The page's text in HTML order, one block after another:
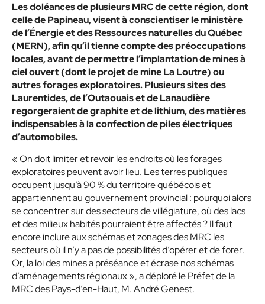
Les doléances de plusieurs MRC de cette région, dont
celle de Papineau, visent à conscientiser le ministère
de l’Énergie et des Ressources naturelles du Québec
(MERN), afin qu’il tienne compte des préoccupations
locales, avant de permettre l’implantation de mines à
ciel ouvert (dont le projet de mine La Loutre) ou
autres forages exploratoires. Plusieurs sites des
Laurentides, de l’Outaouais et de Lanaudière
regorgeraient de graphite et de lithium, des matières
indispensables à la confection de piles électriques
d’automobiles.
« On doit limiter et revoir les endroits où les forages
exploratoires peuvent avoir lieu. Les terres publiques
occupent jusqu’à 90 % du territoire québécois et
appartiennent au gouvernement provincial : pourquoi alors
se concentrer sur des secteurs de villégiature, où des lacs
et des milieux habités pourraient être affectés ? Il faut
encore inclure aux schémas et zonages des MRC les
secteurs où il n’y a pas de possibilités d’opérer et de forer.
Or, la loi des mines a préséance et écrase nos schémas
d’aménagements régionaux », a déploré le Préfet de la
MRC des Pays-d’en-Haut, M. André Genest.